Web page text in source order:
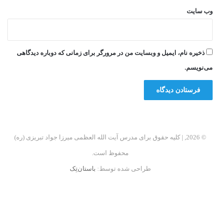
وب‌ سایت
ذخیره نام، ایمیل و وبسایت من در مرورگر برای زمانی که دوباره دیدگاهی
می‌نویسم.
© 2026, | کلیه حقوق برای مدرس آیت الله العظمی میرزا جواد تبریزی (ره)
محفوظ است.
طراحی شده توسط: باستان‌تِک